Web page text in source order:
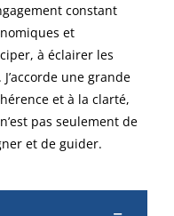
constant
et
à éclairer les
une grande
et à la clarté,
pas seulement de
et de guider.